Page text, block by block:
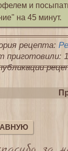
и
на 45 минут.
рецепта:
приготовили: